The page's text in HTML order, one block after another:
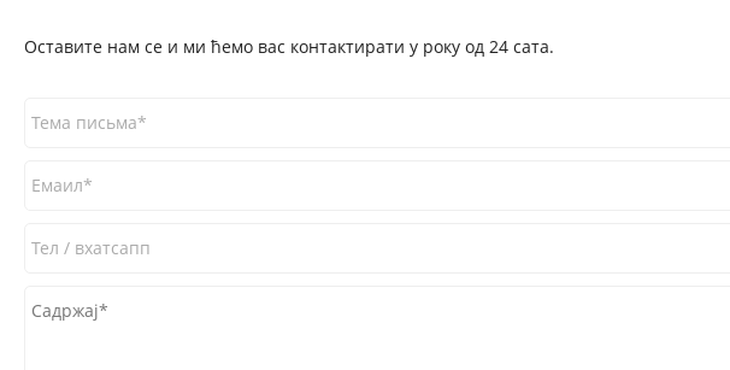
Оставите нам се и ми ћемо вас контактирати у року од 24 сата.